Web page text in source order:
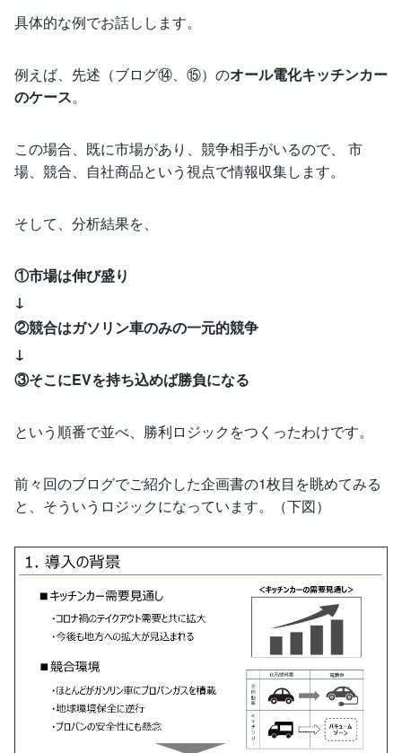
具体的な例でお話しします。
例えば、先述（ブログ⑭、⑮）のオール電化キッチンカー
のケース。
この場合、既に市場があり、競争相手がいるので、 市
場、競合、自社商品という視点で情報収集します。
そして、分析結果を、
①市場は伸び盛り
↓
②競合はガソリン車のみの一元的競争
↓
③そこにEVを持ち込めば勝負になる
という順番で並べ、勝利ロジックをつくったわけです。
前々回のブログでご紹介した企画書の1枚目を眺めてみる
と、そういうロジックになっています。（下図）